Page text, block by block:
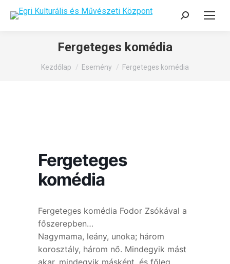
Search:
Fergeteges komédia
You are here:
Kezdőlap Esemény Fergeteges komédia
Fergeteges
komédia
Fergeteges komédia Fodor Zsókával a
főszerepben…
Nagymama, leány, unoka; három
korosztály, három nő. Mindegyik mást
akar, mindegyik másként, és főleg